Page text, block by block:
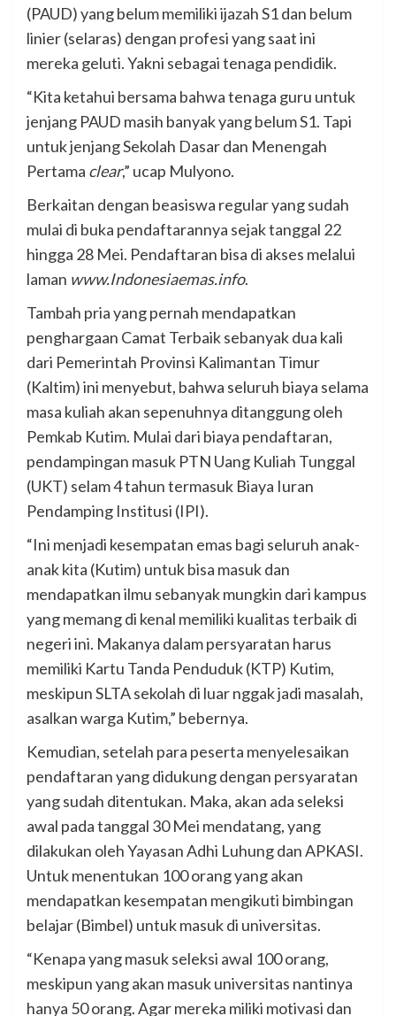
(PAUD) yang belum memiliki ijazah S1 dan belum
linier (selaras) dengan profesi yang saat ini
mereka geluti. Yakni sebagai tenaga pendidik.
“Kita ketahui bersama bahwa tenaga guru untuk
jenjang PAUD masih banyak yang belum S1. Tapi
untuk jenjang Sekolah Dasar dan Menengah
Pertama clear,” ucap Mulyono.
Berkaitan dengan beasiswa regular yang sudah
mulai di buka pendaftarannya sejak tanggal 22
hingga 28 Mei. Pendaftaran bisa di akses melalui
laman www.Indonesiaemas.info.
Tambah pria yang pernah mendapatkan
penghargaan Camat Terbaik sebanyak dua kali
dari Pemerintah Provinsi Kalimantan Timur
(Kaltim) ini menyebut, bahwa seluruh biaya selama
masa kuliah akan sepenuhnya ditanggung oleh
Pemkab Kutim. Mulai dari biaya pendaftaran,
pendampingan masuk PTN Uang Kuliah Tunggal
(UKT) selam 4 tahun termasuk Biaya Iuran
Pendamping Institusi (IPI).
“Ini menjadi kesempatan emas bagi seluruh anak-
anak kita (Kutim) untuk bisa masuk dan
mendapatkan ilmu sebanyak mungkin dari kampus
yang memang di kenal memiliki kualitas terbaik di
negeri ini. Makanya dalam persyaratan harus
memiliki Kartu Tanda Penduduk (KTP) Kutim,
meskipun SLTA sekolah di luar nggak jadi masalah,
asalkan warga Kutim,” bebernya.
Kemudian, setelah para peserta menyelesaikan
pendaftaran yang didukung dengan persyaratan
yang sudah ditentukan. Maka, akan ada seleksi
awal pada tanggal 30 Mei mendatang, yang
dilakukan oleh Yayasan Adhi Luhung dan APKASI.
Untuk menentukan 100 orang yang akan
mendapatkan kesempatan mengikuti bimbingan
belajar (Bimbel) untuk masuk di universitas.
“Kenapa yang masuk seleksi awal 100 orang,
meskipun yang akan masuk universitas nantinya
hanya 50 orang. Agar mereka miliki motivasi dan